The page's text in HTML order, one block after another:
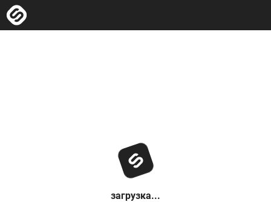
загрузка...